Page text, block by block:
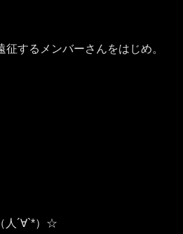
するメンバーさんをはじめ。
人´∀`*）☆